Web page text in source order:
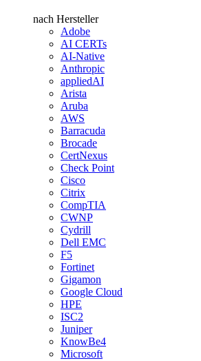
nach Hersteller
Adobe
AI CERTs
AI-Native
Anthropic
appliedAI
Arista
Aruba
AWS
Barracuda
Brocade
CertNexus
Check Point
Cisco
Citrix
CompTIA
CWNP
Cydrill
Dell EMC
F5
Fortinet
Gigamon
Google Cloud
HPE
ISC2
Juniper
KnowBe4
Microsoft